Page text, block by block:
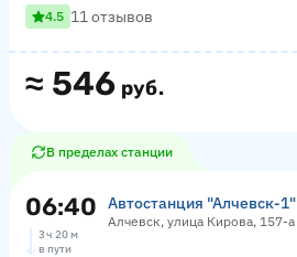
≈ 546 руб.
4.5 11 отзывов
В пределах станции
06:40 Автостанция "Алчевск-1"
Алчевск, улица Кирова, 157-а
3 ч 20 м
в пути